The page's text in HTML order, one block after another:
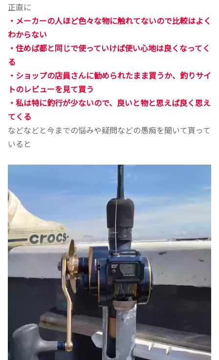
正直に
・メーカーの人ほど色々な物に触れてないので比較はよく
わからない
・住めば都と同じで使っていけば使い心地は良くなってく
る
・ショップの店員さんに勧められたまま買うか、釣りサイ
トのレビューを見て買う
・私は特に釣行が少ないので、良いと物と思えば良く思え
てくる
などなどと今までの悩みや疑問などの愚痴を聞いて貰って
いると